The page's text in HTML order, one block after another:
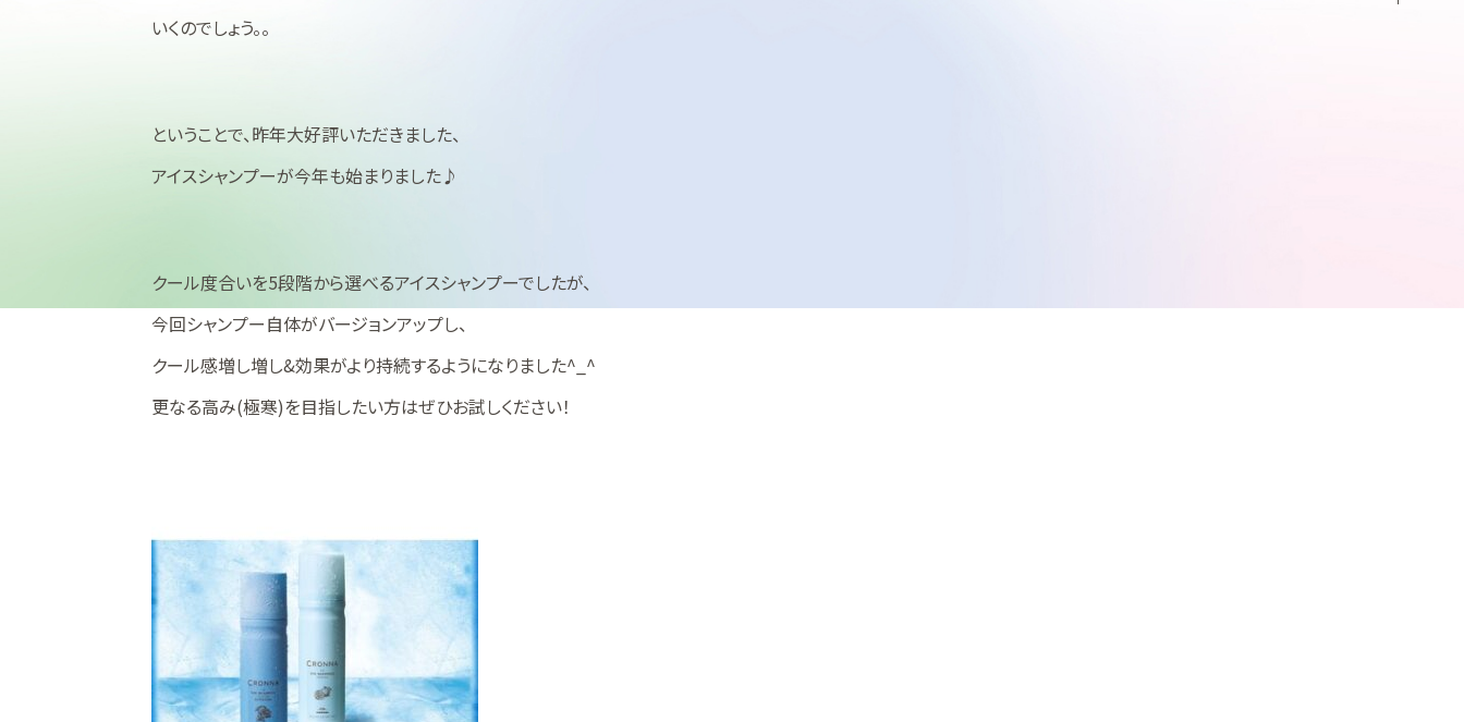
いくのでしょう。。
ということで、昨年大好評いただきました、
アイスシャンプーが今年も始まりました♪
クール度合いを5段階から選べるアイスシャンプーでしたが、
今回シャンプー自体がバージョンアップし、
クール感増し増し&効果がより持続するようになりました^_^
更なる高み(極寒)を目指したい方はぜひお試しください！